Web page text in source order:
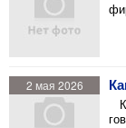
2 мая 2026